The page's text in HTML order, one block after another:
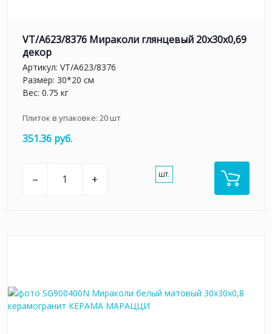
VT/A623/8376 Мираколи глянцевый 20x30x0,69
декор
Артикул: VT/A623/8376
Размер: 30*20 см
Вес: 0.75 кг
Плиток в упаковке: 20шт
351.36 руб.
– + шт.